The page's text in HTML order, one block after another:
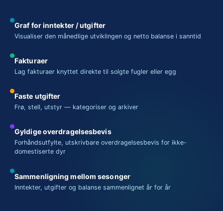
Graf for inntekter / utgifter
Visualiser den månedlige utviklingen og netto balanse i sanntid
Fakturaer
Lag fakturaer knyttet direkte til solgte fugler eller egg
Faste utgifter
Frø, stell, utstyr — kategoriser og arkiver
Gyldige overdragelsesbevis
Forhåndsutfylte, utskrivbare overdragelsesbevis for ikke-
domestiserte dyr
Sammenligning mellom sesonger
Inntekter, utgifter og balanse sammenlignet år for år